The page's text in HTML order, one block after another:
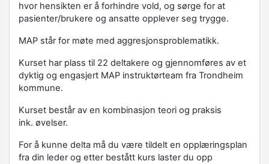
hvor hensikten er å forhindre vold, og sørge for at
pasienter/brukere og ansatte opplever seg trygge.
MAP står for møte med aggresjonsproblematikk.
Kurset har plass til 22 deltakere og gjennomføres av et
dyktig og engasjert MAP instruktørteam fra Trondheim
kommune.
Kurset består av en kombinasjon teori og praksis
ink. øvelser.
For å kunne delta må du være tildelt en opplæringsplan
fra din leder og etter bestått kurs laster du opp